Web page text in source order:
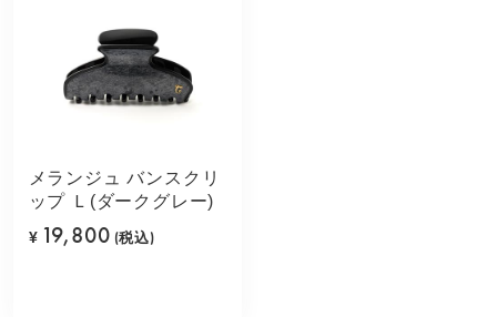
メランジュ バンスクリ
ップ Ｌ(ダークグレー)
¥ 19,800 (税込)